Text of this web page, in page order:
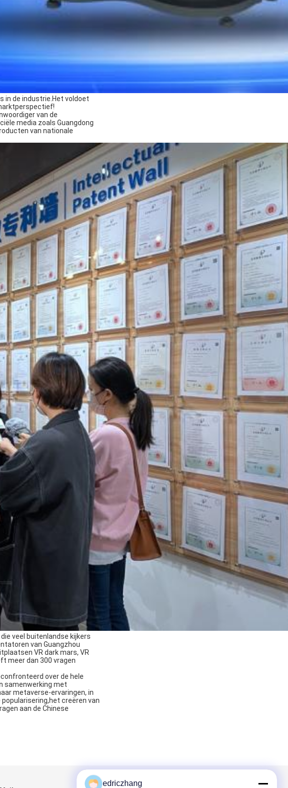
in de industrie.Het voldoet
van de
media zoals Guangdong
van nationale
veel buitenlandse kijkers
van Guangzhou
VR dark mars, VR
meer dan 300 vragen
over de hele
samenwerking met
metaverse-ervaringen, in
creëren van
aan de Chinese
edriczhang